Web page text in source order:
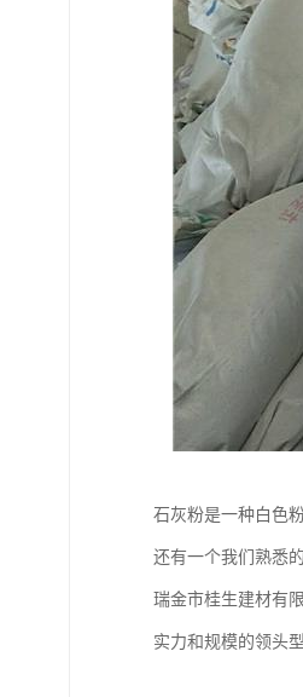
石灰粉是一种白色
还有一个我们熟悉
瑞金市桂生建材有
实力和规模的领头型